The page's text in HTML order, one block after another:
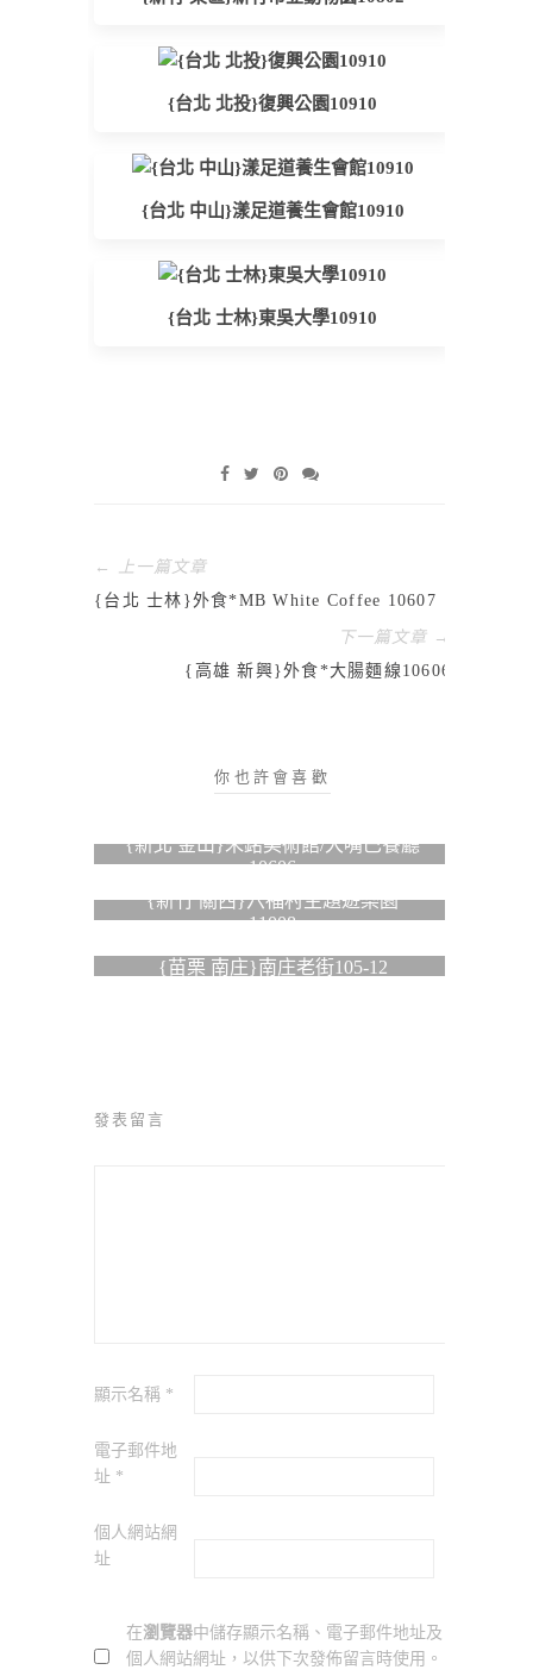
{台北 北投}復興公園10910
{台北 中山}漾足道養生會館10910
{台北 士林}東吳大學10910
← 上一篇文章
{台北 士林}外食*MB White Coffee 10607
下一篇文章 →
{高雄 新興}外食*大腸麵線10606
你也許會喜歡
{新北 金山}朱銘美術館/大嘴巴餐廳
10606
{新竹 關西}六福村主題遊樂園
11008
{苗栗 南庄}南庄老街105-12
發表留言
顯示名稱 *
電子郵件地
址 *
個人網站網
址
在瀏覽器中儲存顯示名稱、電子郵件地址及
個人網站網址，以供下次發佈留言時使用。